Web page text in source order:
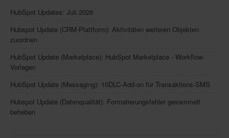
HubSpot Updates: Juli 2026
Hubspot Update (CRM-Plattform): Aktivitäten weiteren Objekten
zuordnen
HubSpot Update (Marketplace): HubSpot Marketplace - Workflow-
Vorlagen
HubSpot Update (Messaging): 10DLC-Add-on für Transaktions-SMS
Hubspot Update (Datenqualität): Formatierungsfehler gesammelt
beheben